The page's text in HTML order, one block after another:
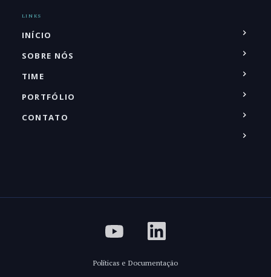
LINKS
INÍCIO
SOBRE NÓS
TIME
PORTFÓLIO
CONTATO
Políticas e Documentação